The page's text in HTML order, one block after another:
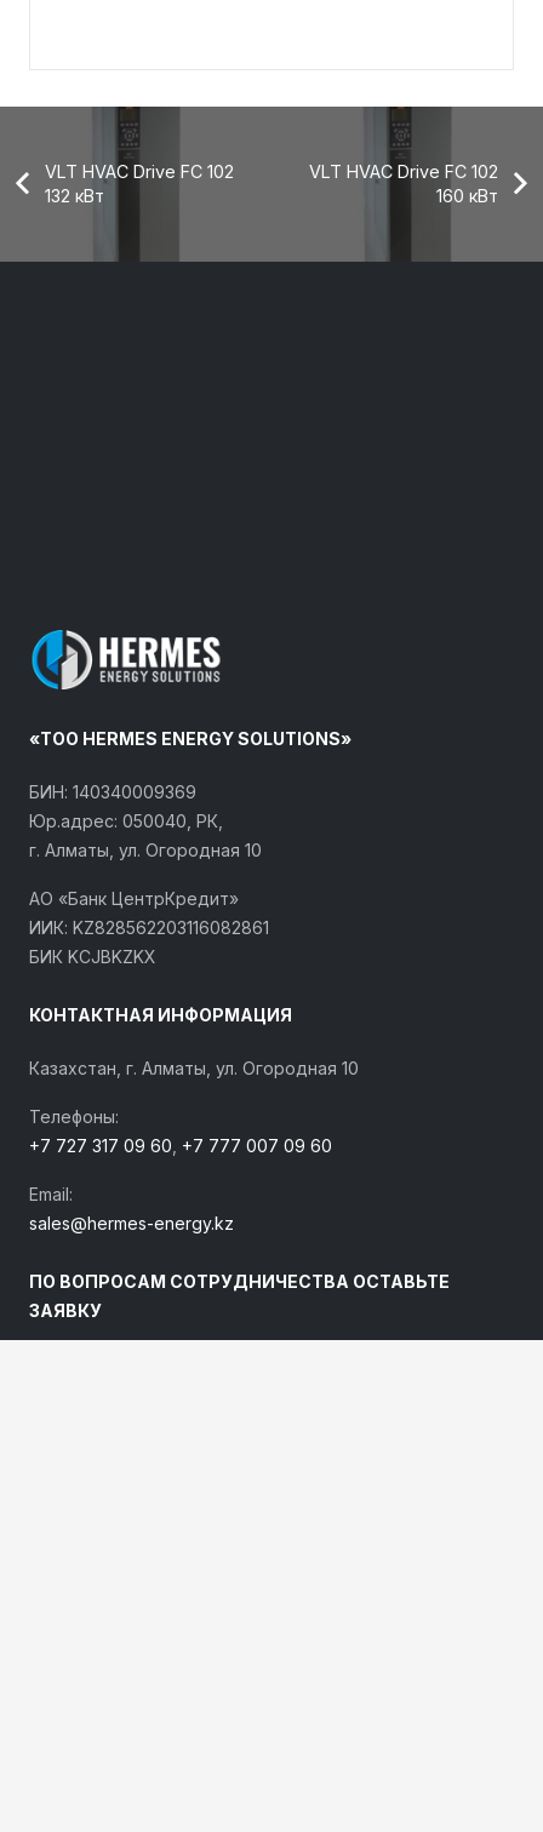
VLT HVAC Drive FC 102
132 кВт
VLT HVAC Drive FC 102
160 кВт
«ТОО HERMES ENERGY SOLUTIONS»
БИН: 140340009369
Юр.адрес: 050040, РК,
г. Алматы, ул. Огородная 10
АО «Банк ЦентрКредит»
ИИК: KZ828562203116082861
БИК KCJBKZKX
КОНТАКТНАЯ ИНФОРМАЦИЯ
Казахстан, г. Алматы, ул. Огородная 10
Телефоны:
+7 727 317 09 60 +7 777 007 09 60
Email:
sales@hermes-energy.kz
ПО ВОПРОСАМ СОТРУДНИЧЕСТВА ОСТАВЬТЕ
ЗАЯВКУ